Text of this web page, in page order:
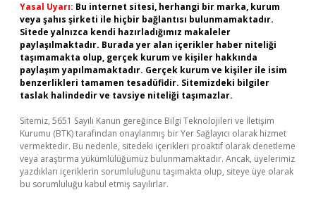
Yasal Uyarı: Bu internet sitesi, herhangi bir marka, kurum
veya şahıs şirketi ile hiçbir bağlantısı bulunmamaktadır.
Sitede yalnızca kendi hazırladığımız makaleler
paylaşılmaktadır. Burada yer alan içerikler haber niteliği
taşımamakta olup, gerçek kurum ve kişiler hakkında
paylaşım yapılmamaktadır. Gerçek kurum ve kişiler ile isim
benzerlikleri tamamen tesadüfidir. Sitemizdeki bilgiler
taslak halindedir ve tavsiye niteliği taşımazlar.
Sitemiz, 5651 Sayılı Kanun gereğince Bilgi Teknolojileri ve İletişim
Kurumu (BTK) tarafından onaylanmış bir Yer Sağlayıcı olarak hizmet
vermektedir. Bu nedenle, sitedeki içerikleri proaktif olarak denetleme
veya araştırma yükümlülüğümüz bulunmamaktadır. Ancak, üyelerimiz
yazdıkları içeriklerin sorumluluğunu taşımakta olup, siteye üye olarak
bu sorumluluğu kabul etmiş sayılırlar.